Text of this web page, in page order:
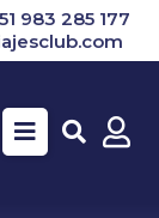
983 285 177